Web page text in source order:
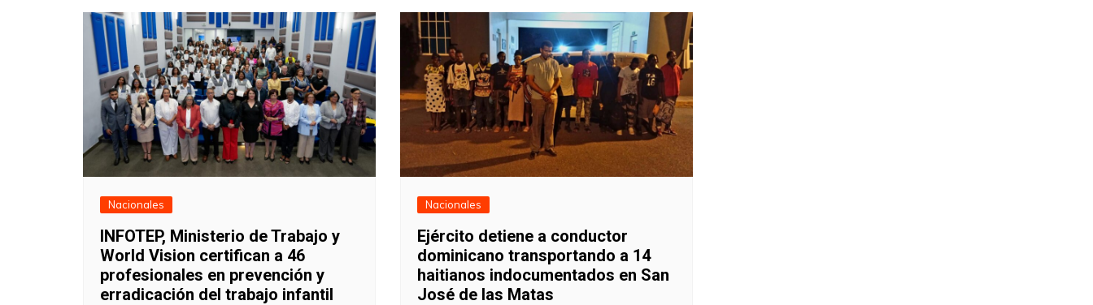
Nacionales
INFOTEP, Ministerio de Trabajo y
World Vision certifican a 46
profesionales en prevención y
erradicación del trabajo infantil
Nacionales
Ejército detiene a conductor
dominicano transportando a 14
haitianos indocumentados en San
José de las Matas